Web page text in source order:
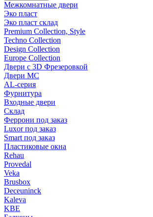
Межкомнатные двери
Эко пласт
Эко пласт склад
Premium Collection, Style
Techno Collection
Design Collection
Europe Collection
Двери с 3D Фрезеровкой
Двери МС
AL-серия
Фурнитура
Входные двери
Склад
Феррони под заказ
Luxor под заказ
Smart под заказ
Пластиковые окна
Rehau
Provedal
Veka
Brusbox
Deceuninck
Kaleva
KBE